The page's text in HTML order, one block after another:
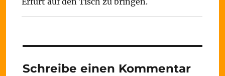
Schreibe einen Kommentar